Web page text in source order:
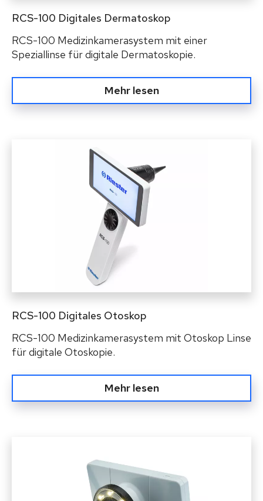
RCS-100 Digitales Dermatoskop
RCS-100 Medizinkamerasystem mit einer
Speziallinse für digitale Dermatoskopie.
Mehr lesen
RCS-100 Digitales Otoskop
RCS-100 Medizinkamerasystem mit Otoskop Linse
für digitale Otoskopie.
Mehr lesen